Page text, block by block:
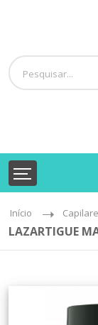
Início
LAZARTIGUE